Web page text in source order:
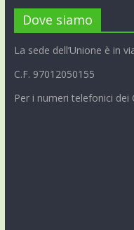
Dove siamo
La sede dell’Unione è in
C.F. 97012050155
Per i numeri telefonici dei